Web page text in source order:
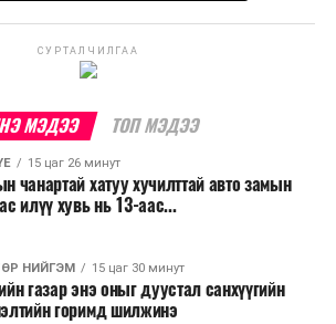
хөгжүүлснээр нийтийн тээвэрт
дэмжиж, шугам болон
худалдаа, үйлчилгээ, орон
бий болох боломжтой. Үүний
нэмэгдэх, жижиг, дунд
өргөжих, үл хөдлөх
өсөх зэрэг эдийн засгийн эерэг
гэж тооцсон байна.
СУРТАЛЧИЛГАА
МЭДЭЭ ТОП МЭДЭЭ
15 цаг 26 минут
чанартай хатуу хучилттай авто замын
илүү хувь нь 13-аас...
НИЙГЭМ 15 цаг 30 минут
газар энэ оныг дуустал санхүүгийн
горимд шилжинэ